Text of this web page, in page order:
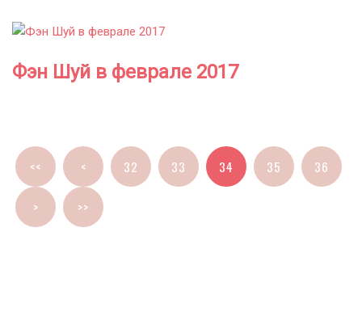
Фэн Шуй в феврале 2017
<< < 32 33 34 35 36
> >>